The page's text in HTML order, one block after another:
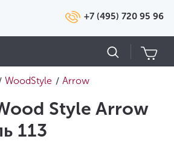
+7 (495) 720 95 96
WoodStyle / Arrow
Style Arrow
113